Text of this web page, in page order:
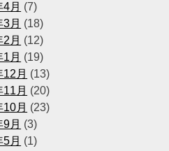
月 (7)
月 (18)
月 (12)
月 (19)
月 (13)
月 (20)
月 (23)
月 (3)
月 (1)